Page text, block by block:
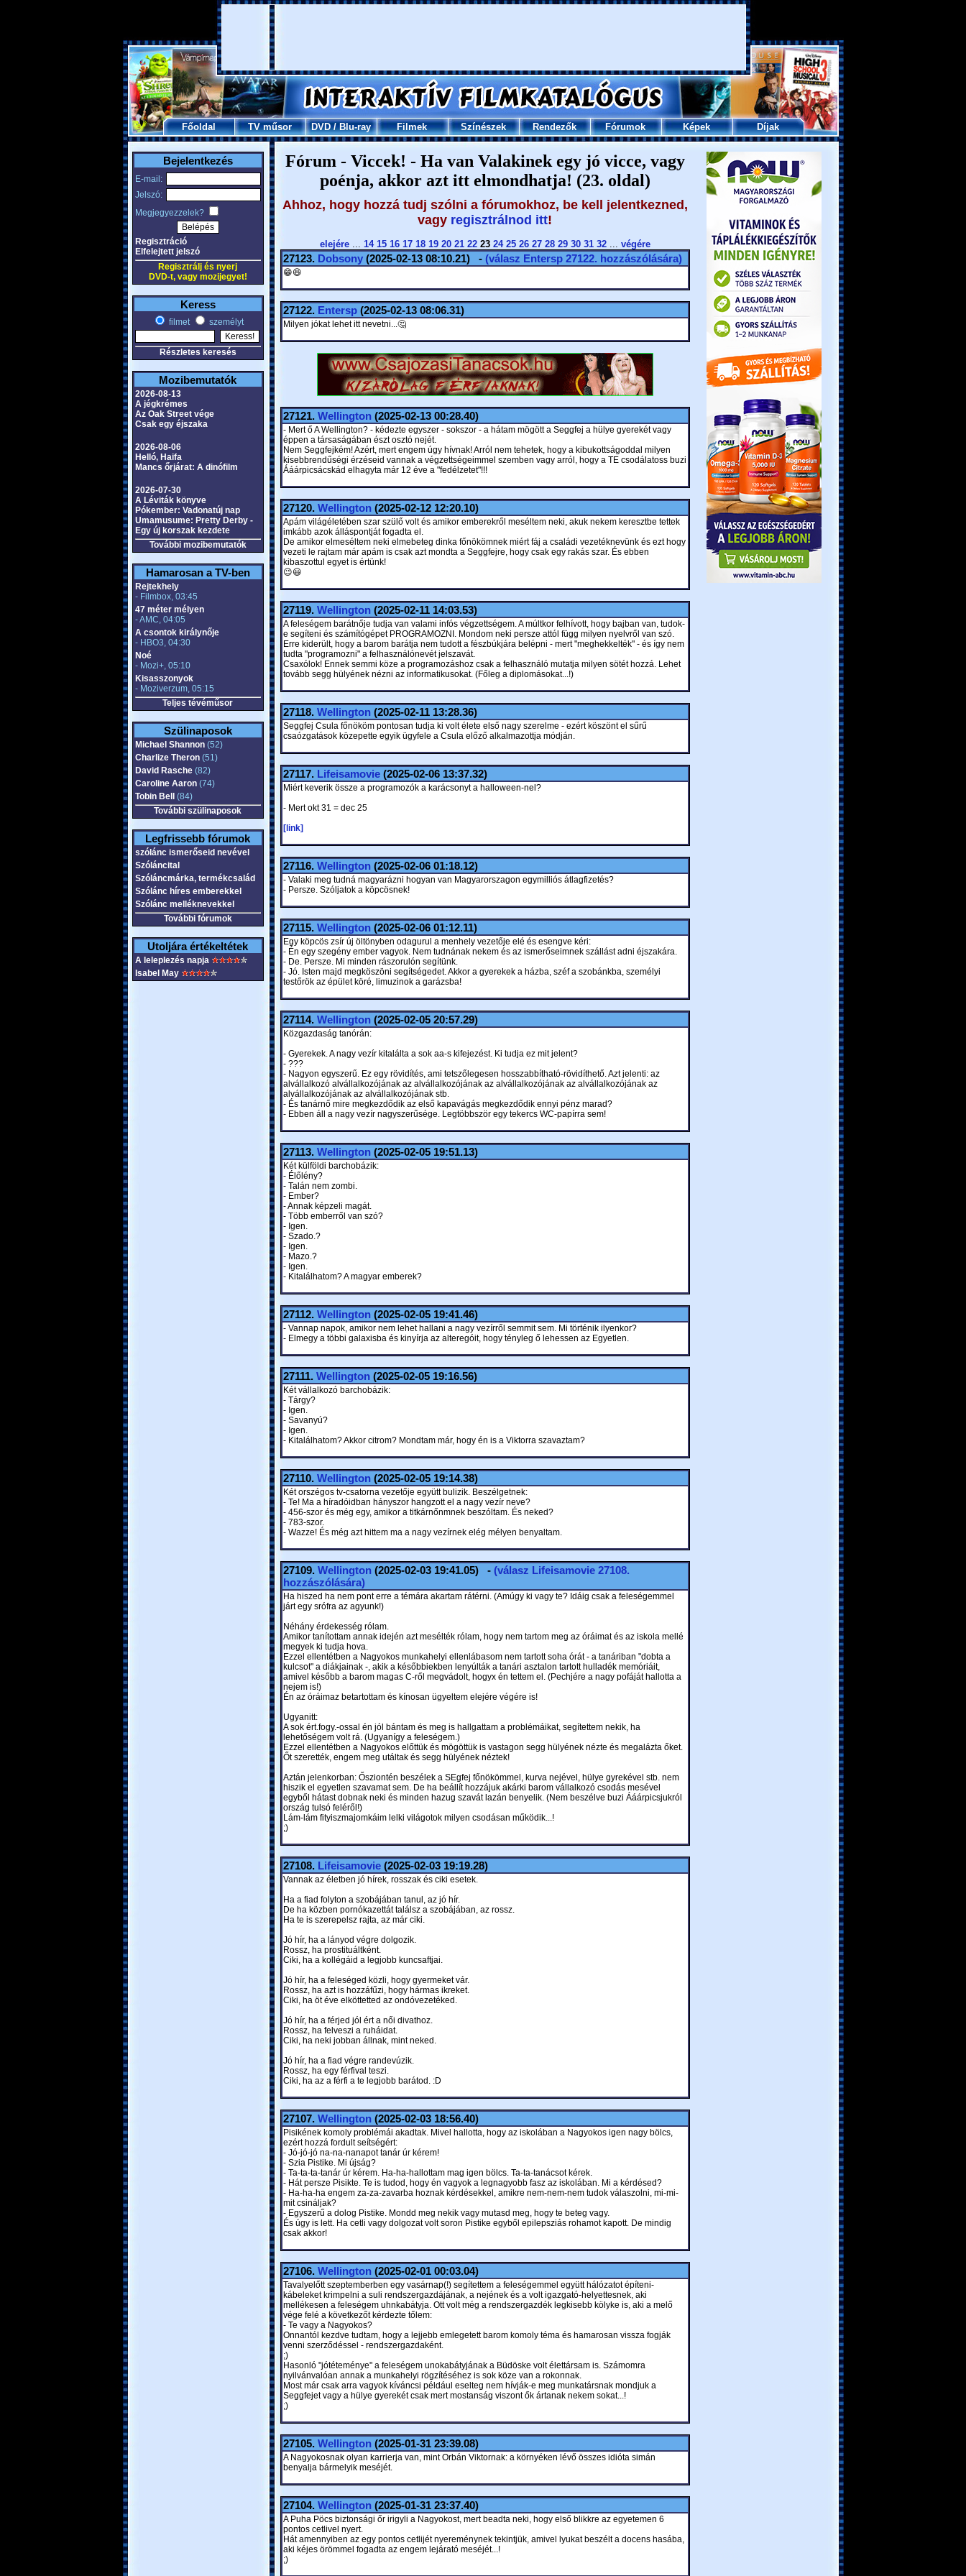
Főoldal TV műsor DVD/Blu-ray Filmek Színészek Rendezők Fórumok Képek Díjak
Bejelentkezés
E-mail:
Jelszó:
Megjegyezzelek?
Regisztráció
Elfelejtett jelszó
Regisztrálj és nyerj
DVD-t, vagy mozijegyet!
Keress
filmet személyt
Részletes keresés
Mozibemutatók
2026-08-13
A jégkrémes
Az Oak Street vége
Csak egy éjszaka
2026-08-06
Helló, Haifa
Mancs őrjárat: A dinófilm
2026-07-30
A Léviták könyve
Pókember: Vadonatúj nap
Umamusume: Pretty Derby -
Egy új korszak kezdete
További mozibemutatók
Hamarosan a TV-ben
Rejtekhely
- Filmbox, 03:45
47 méter mélyen
- AMC, 04:05
A csontok királynője
- HBO3, 04:30
Noé
- Mozi+, 05:10
Kisasszonyok
- Moziverzum, 05:15
Teljes tévéműsor
Szülinaposok
Michael Shannon(52)
Charlize Theron(51)
David Rasche(82)
Caroline Aaron(74)
Tobin Bell
(84)
További szülinaposok
Legfrissebb fórumok
szólánc ismerőseid nevével
Szóláncital
Szóláncmárka, termékcsalád
Szólánc híres emberekkel
Szólánc melléknevekkel
További fórumok
Utoljára értékeltétek
A leleplezés napja
Isabel May
Fórum - Viccek! - Ha van Valakinek egy jó vicce, vagy
poénja, akkor azt itt elmondhatja! (23. oldal)
Ahhoz, hogy hozzá tudj szólni a fórumokhoz, be kell jelentkezned,
vagy regisztrálnod itt!
elejére... 14 15 16 17 18 19 20 21 22 23 24 25 26 27 28 29 30 31 32... végére
27123. Dobsony(2025-02-13 08:10.21) - (válasz Entersp27122. hozzászólására)
😁😆
27122. Entersp(2025-02-13 08:06.31)
Milyen jókat lehet itt nevetni...🤔
27121. Wellington(2025-02-13 00:28.40)
- Mert ő A Wellington? - kédezte egyszer - sokszor - a hátam mögött a Seggfej a hülye gyerekét vagy
éppen a társaságában észt osztó nejét.
Nem Seggfejkém! Azért, mert engem úgy hívnak! Arról nem tehetek, hogy a kibukottságoddal milyen
kisebbrendűségi érzéseid vannak a végzettségeimmel szemben vagy arról, hogy a TE csodálatoss buzi
Ááárpicsácskád elhagyta már 12 éve a "fedélzetet"!!!
27120. Wellington(2025-02-12 12:20.10)
Apám világéletében szar szülő volt és amikor emberekről meséltem neki, akuk nekem keresztbe tettek
imkább azok álláspontját fogadta el.
De amikor elmeséltem neki elmebeteg dinka főnökömnek miért fáj a családi vezetéknevünk és ezt hogy
vezeti le rajtam már apám is csak azt mondta a Seggfejre, hogy csak egy rakás szar. És ebben
kibaszottul egyet is értünk!
😉😃
27119. Wellington(2025-02-11 14:03.53)
A feleségem barátnője tudja van valami infós végzettségem. A múltkor felhívott, hogy bajban van, tudok-
e segíteni és számítógépet PROGRAMOZNI. Mondom neki persze attól függ milyen nyelvről van szó.
Erre kiderült, hogy a barom barátja nem tudott a fészbúkjára belépni - mert "meghekkelték" - és így nem
tudta "programozni" a felhasználónevét jelszavát.
Csaxólok! Ennek semmi köze a programozáshoz csak a felhasználó mutatja milyen sötét hozzá. Lehet
tovább segg hülyének nézni az informatikusokat. (Főleg a diplomásokat...!)
27118. Wellington(2025-02-11 13:28.36)
Seggfej Csula főnököm pontosan tudja ki volt élete első nagy szerelme - ezért köszönt el sűrű
csaózgatások közepette egyik ügyfele a Csula előző alkalmazottja módján.
27117. Lifeisamovie(2025-02-06 13:37.32)
Miért keverik össze a programozók a karácsonyt a halloween-nel?
- Mert okt 31 = dec 25
[link]
27116. Wellington(2025-02-06 01:18.12)
- Valaki meg tudná magyarázni hogyan van Magyarorszagon egymilliós átlagfizetés?
- Persze. Szóljatok a köpcösnek!
27115. Wellington(2025-02-06 01:12.11)
Egy köpcös zsír új öltönyben odagurul a menhely vezetője elé és esengve kéri:
- Én egy szegény ember vagyok. Nem tudnának nekem és az ismerőseimnek szállást adni éjszakára.
- De. Persze. Mi minden rászorulón segítünk.
- Jó. Isten majd megköszöni segítségedet. Akkor a gyerekek a házba, széf a szobánkba, személyi
testőrök az épület köré, limuzinok a garázsba!
27114. Wellington(2025-02-05 20:57.29)
Közgazdaság tanórán:
- Gyerekek. A nagy vezír kitalálta a sok aa-s kifejezést. Ki tudja ez mit jelent?
- ???
- Nagyon egyszerű. Ez egy rövidítés, ami tetszőlegesen hosszabbítható-rövidíthető. Azt jelenti: az
alvállalkozó alvállalkozójának az alvállalkozójának az alvállalkozójának az alvállalkozójának az
alvállalkozójának az alvállalkozójának stb.
- És tanárnő mire megkezdődik az első kapavágás megkezdődik ennyi pénz marad?
- Ebben áll a nagy vezír nagyszerűsége. Legtöbbször egy tekercs WC-papírra sem!
27113. Wellington(2025-02-05 19:51.13)
Két külföldi barchobázik:
- Élőlény?
- Talán nem zombi.
- Ember?
- Annak képzeli magát.
- Több emberről van szó?
- Igen.
- Szado.?
- Igen.
- Mazo.?
- Igen.
- Kitalálhatom? A magyar emberek?
27112. Wellington(2025-02-05 19:41.46)
- Vannap napok, amikor nem lehet hallani a nagy vezírről semmit sem. Mi történik ilyenkor?
- Elmegy a többi galaxisba és kinyírja az alteregóit, hogy tényleg ő lehessen az Egyetlen.
27111. Wellington(2025-02-05 19:16.56)
Két vállalkozó barchobázik:
- Tárgy?
- Igen.
- Savanyú?
- Igen.
- Kitalálhatom? Akkor citrom? Mondtam már, hogy én is a Viktorra szavaztam?
27110. Wellington(2025-02-05 19:14.38)
Két orszégos tv-csatorna vezetője együtt bulizik. Beszélgetnek:
- Te! Ma a híradóidban hányszor hangzott el a nagy vezír neve?
- 456-szor és még egy, amikor a titkárnőnmnek beszóltam. És neked?
- 783-szor.
- Wazze! És még azt hittem ma a nagy vezírnek elég mélyen benyaltam.
27109. Wellington(2025-02-03 19:41.05) - (válasz Lifeisamovie27108.
hozzászólására)
Ha hiszed ha nem pont erre a témára akartam rátérni. (Amúgy ki vagy te? Idáig csak a feleségemmel
járt egy srófra az agyunk!)
Néhány érdekesség rólam.
Amikor tanítottam annak idején azt mesélték rólam, hogy nem tartom meg az óráimat és az iskola mellé
megyek ki tudja hova.
Ezzel ellentétben a Nagyokos munkahelyi ellenlábasom nem tartott soha órát - a tanáriban "dobta a
kulcsot" a diákjainak -, akik a későbbiekben lenyúlták a tanári asztalon tartott hulladék memóriáit,
amivel később a barom magas C-ről megvádolt, hogyx én tettem el. (Pechjére a nagy pofáját hallotta a
nejem is!)
Én az óráimaz betartottam és kínosan ügyeltem elejére végére is!
Ugyanitt:
A sok ért.fogy.-ossal én jól bántam és meg is hallgattam a problémáikat, segítettem nekik, ha
lehetőségem volt rá. (Ugyanígy a feleségem.)
Ezzel ellentétben a Nagyokos előttük és mögöttük is vastagon segg hülyének nézte és megalázta őket.
Őt szerették, engem meg utáltak és segg hülyének néztek!
Aztán jelenkorban: Ősziontén beszélek a SEgfej főnökömmel, kurva nejével, hülye gyrekével stb. nem
hiszik el egyetlen szavamat sem. De ha beállít hozzájuk akárki barom vállalkozó csodás mesével
egyből hátast dobnak neki és minden hazug szavát lazán benyelik. (Nem beszélve buzi Ááárpicsjukról
ország tulsó feléről!)
Lám-lám fityiszmajomkáim lelki világotok milyen csodásan működik...!
;)
27108. Lifeisamovie(2025-02-03 19:19.28)
Vannak az életben jó hírek, rosszak és ciki esetek.
Ha a fiad folyton a szobájában tanul, az jó hír.
De ha közben pornókazettát találsz a szobájában, az rossz.
Ha te is szerepelsz rajta, az már ciki.
Jó hír, ha a lányod végre dolgozik.
Rossz, ha prostituáltként.
Ciki, ha a kollégáid a legjobb kuncsaftjai.
Jó hír, ha a feleséged közli, hogy gyermeket vár.
Rossz, ha azt is hozzáfűzi, hogy hármas ikreket.
Ciki, ha öt éve elköttetted az ondóvezetéked.
Jó hír, ha a férjed jól ért a női divathoz.
Rossz, ha felveszi a ruháidat.
Ciki, ha neki jobban állnak, mint neked.
Jó hír, ha a fiad végre randevúzik.
Rossz, ha egy férfival teszi.
Ciki, ha az a férfi a te legjobb barátod. :D
27107. Wellington(2025-02-03 18:56.40)
Pisikének komoly problémái akadtak. Mivel hallotta, hogy az iskolában a Nagyokos igen nagy bölcs,
ezért hozzá fordult seítségért:
- Jó-jó-jó na-na-nanapot tanár úr kérem!
- Szia Pistike. Mi újság?
- Ta-ta-ta-tanár úr kérem. Ha-ha-hallottam mag igen bölcs. Ta-ta-tanácsot kérek.
- Hát persze Pisikte. Te is tudod, hogy én vagyok a legnagyobb fasz az iskolában. Mi a kérdésed?
- Ha-ha-ha engem za-za-zavarba hoznak kérdésekkel, amikre nem-nem-nem tudok válaszolni, mi-mi-
mit csináljak?
- Egyszerű a dolog Pistike. Mondd meg nekik vagy mutasd meg, hogy te beteg vagy.
És úgy is lett. Ha cetli vagy dolgozat volt soron Pistike egyből epilepsziás rohamot kapott. De mindig
csak akkor!
27106. Wellington(2025-02-01 00:03.04)
Tavalyelőtt szeptemberben egy vasárnap(!) segítettem a feleségemmel együtt hálózatot építeni-
kábeleket krimpelni a suli rendszergazdájának, a nejének és a volt igazgató-helyettesnek, aki
mellékesen a feleségem uhnkabátyja. Ott volt még a rendszergazdék legkisebb kölyke is, aki a melő
vége felé a következőt kérdezte tőlem:
- Te vagy a Nagyokos?
Onnantól kezdve tudtam, hogy a lejjebb emlegetett barom komoly téma és hamarosan vissza fogják
venni szerződéssel - rendszergazdaként.
;)
Hasonló "jótéteménye" a feleségem unokabátyjának a Büdöske volt élettársam is. Számomra
nyilvánvalóan annak a munkahelyi rögzítéséhez is sok köze van a rokonnak.
Most már csak arra vagyok kíváncsi például eselteg nem hívják-e meg munkatársnak mondjuk a
Seggfejet vagy a hülye gyerekét csak mert mostanság viszont ők ártanak nekem sokat...!
;)
27105. Wellington(2025-01-31 23:39.08)
A Nagyokosnak olyan karrierja van, mint Orbán Viktornak: a környéken lévő összes idióta simán
benyalja bármelyik meséjét.
27104. Wellington(2025-01-31 23:37.40)
A Puha Pöcs biztonsági őr irigyli a Nagyokost, mert beadta neki, hogy első blikkre az egyetemen 6
pontos cetlivel nyert.
Hát amennyiben az egy pontos cetlijét nyereménynek tekintjük, amivel lyukat beszélt a docens hasába,
aki kéjes örömmel fogadta az engem lejárató meséjét...!
;)